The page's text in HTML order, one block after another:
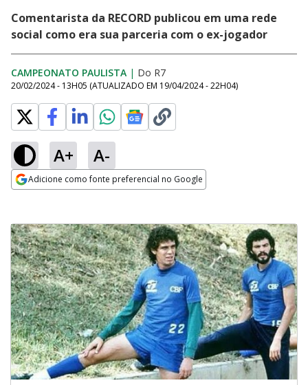
Comentarista da RECORD publicou em uma rede
social como era sua parceria com o ex-jogador
CAMPEONATO PAULISTA | Do R7
20/02/2024 - 13H05 (ATUALIZADO EM 19/04/2024 - 22H04)
A+ A-
Adicione como fonte preferencial no Google